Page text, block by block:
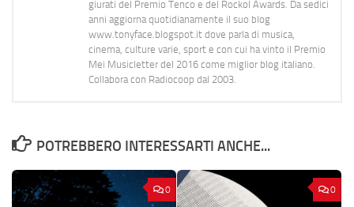
giurati del Premio Tenco e del Rockol Awards. Da sedici
anni aggiorna quotidianamente il suo blog
www.tonyface.blogspot.it dove parla di musica,
cinema, culture varie, sport e con cui ha vinto il Premio
Mei Musicletter del 2016 come miglior blog italiano.
Collabora con Radiocoop dal 2003.
POTREBBERO INTERESSARTI ANCHE...
0 0